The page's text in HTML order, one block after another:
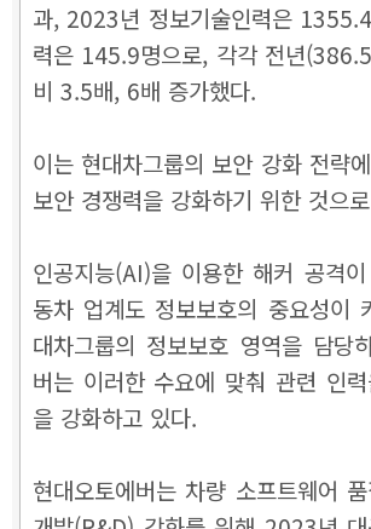
과, 2023년 정보기술인력은
력은 145.9명으로, 각각 전년
비 3.5배, 6배 증가했다.
이는 현대차그룹의 보안 강화 전략
보안 경쟁력을 강화하기 위한 것으
인공지능(AI)을 이용한 해커 공격
동차 업계도 정보보호의 중요성이
대차그룹의 정보보호 영역을 담당
버는 이러한 수요에 맞춰 관련 인
을 강화하고 있다.
현대오토에버는 차량 소프트웨어